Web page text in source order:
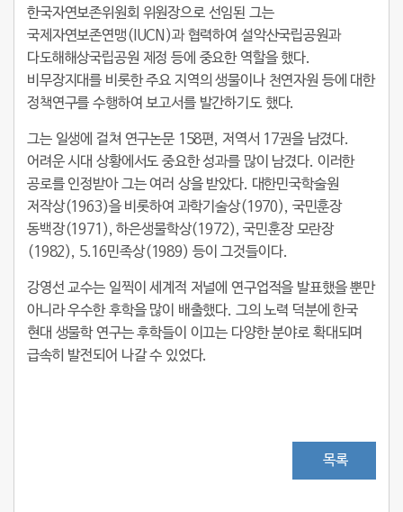
한국자연보존위원회 위원장으로 선임된 그는
국제자연보존연맹(IUCN)과 협력하여 설악산국립공원과
다도해해상국립공원 제정 등에 중요한 역할을 했다.
비무장지대를 비롯한 주요 지역의 생물이나 천연자원 등에 대한
정책연구를 수행하여 보고서를 발간하기도 했다.
그는 일생에 걸쳐 연구논문 158편, 저역서 17권을 남겼다.
어려운 시대 상황에서도 중요한 성과를 많이 남겼다. 이러한
공로를 인정받아 그는 여러 상을 받았다. 대한민국학술원
저작상(1963)을 비롯하여 과학기술상(1970), 국민훈장
동백장(1971), 하은생물학상(1972), 국민훈장 모란장
(1982), 5.16민족상(1989) 등이 그것들이다.
강영선 교수는 일찍이 세계적 저널에 연구업적을 발표했을 뿐만
아니라 우수한 후학을 많이 배출했다. 그의 노력 덕분에 한국
현대 생물학 연구는 후학들이 이끄는 다양한 분야로 확대되며
급속히 발전되어 나갈 수 있었다.
목록